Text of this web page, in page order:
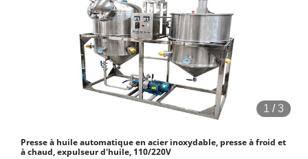
1 /3
Presse à huile automatique en acier inoxydable, presse à froid et
à chaud, expulseur d'huile, 110/220V